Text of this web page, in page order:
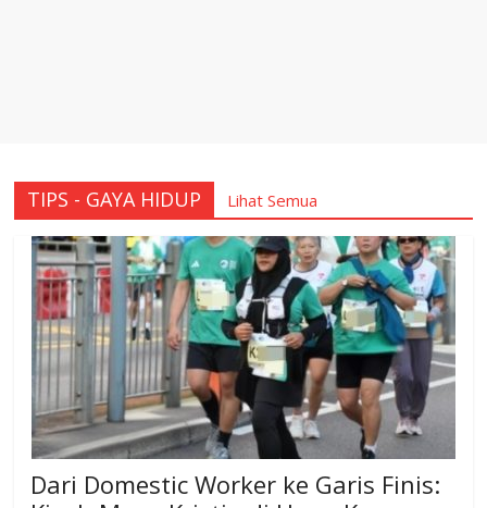
TIPS - GAYA HIDUP Lihat Semua
Dari Domestic Worker ke Garis Finis: